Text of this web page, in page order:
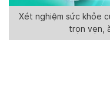
Xét nghiệm sức khỏe
trọn vẹn,